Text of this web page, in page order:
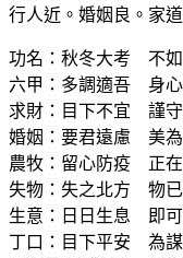
行人近。婚姻良。家
功名：秋冬大考 不
六甲：多調適吾 身
求財：目下不宜 謹
婚姻：要君遠慮 美
農牧：留心防疫 正
失物：失之北方 物
生意：日日生息 即
丁口：目下平安 為